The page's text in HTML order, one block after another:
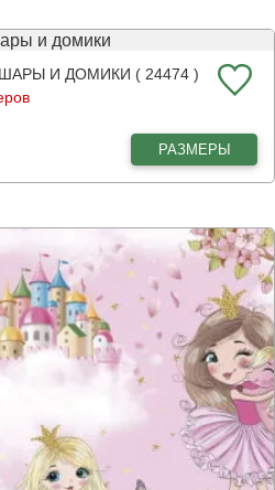
И ДОМИКИ ( 24474 )
РАЗМЕРЫ